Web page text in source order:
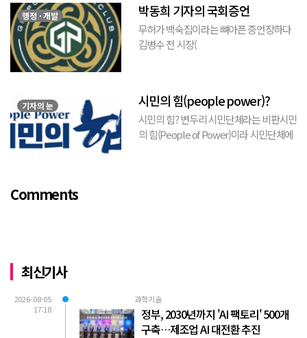
이 하...
행정 · 개발 박동희 기자의 국회증언
무허가 백숙집이라는 뼈아픈 증언장하다
김병수 전 시장(
로축구 2부리그에 대해...
기자의 눈 시민의 힘(people power)?
시민의 힘? 변두리 시민단체라는 비판시민
의 힘(People of Power)이라 시민단체에
Comments
최신기사
2026-08-05
17:18
과학기술
정부, 2030년까지 'AI 팩토리' 500개
구축…제조업 AI 대전환 추진